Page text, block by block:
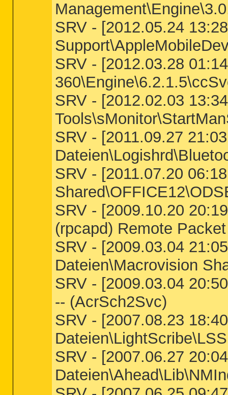
SRV - [2012.05.24
SRV - [2012.03.28
SRV - [2012.02.03
SRV - [2011.09.27
SRV - [2011.07.20
SRV - [2009.10.20
(rpcapd) Remote
SRV - [2009.03.04
Dateien\Macrovision
SRV - [2009.03.04
-- (AcrSch2Svc)
SRV - [2007.08.23
SRV - [2007.06.27